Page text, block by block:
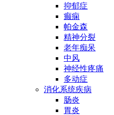
抑郁症
癫痫
帕金森
精神分裂
老年痴呆
中风
神经性疼痛
多动症
消化系统疾病
肠炎
胃炎